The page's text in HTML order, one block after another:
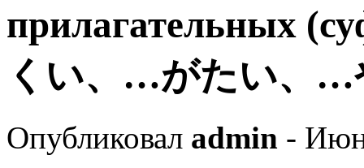
прилагательных
くい、…がたい、…
Опубликовал admin -